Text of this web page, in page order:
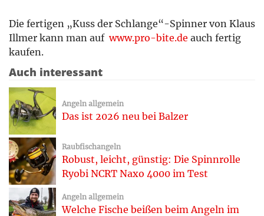
Die fertigen „Kuss der Schlange“-­Spinner von Klaus
Illmer kann man auf ­www.pro-bite.de auch fertig
kaufen.
Auch interessant
Angeln allgemein
Das ist 2026 neu bei Balzer
Raubfischangeln
Robust, leicht, günstig: Die Spinnrolle
Ryobi NCRT Naxo 4000 im Test
Angeln allgemein
Welche Fische beißen beim Angeln im